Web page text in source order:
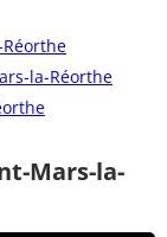
la-Réorthe
Mars-la-